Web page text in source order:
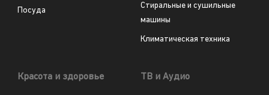
Посуда
Стиральные и сушильные
машины
Климатическая техника
Красота и здоровье ТВ и Аудио